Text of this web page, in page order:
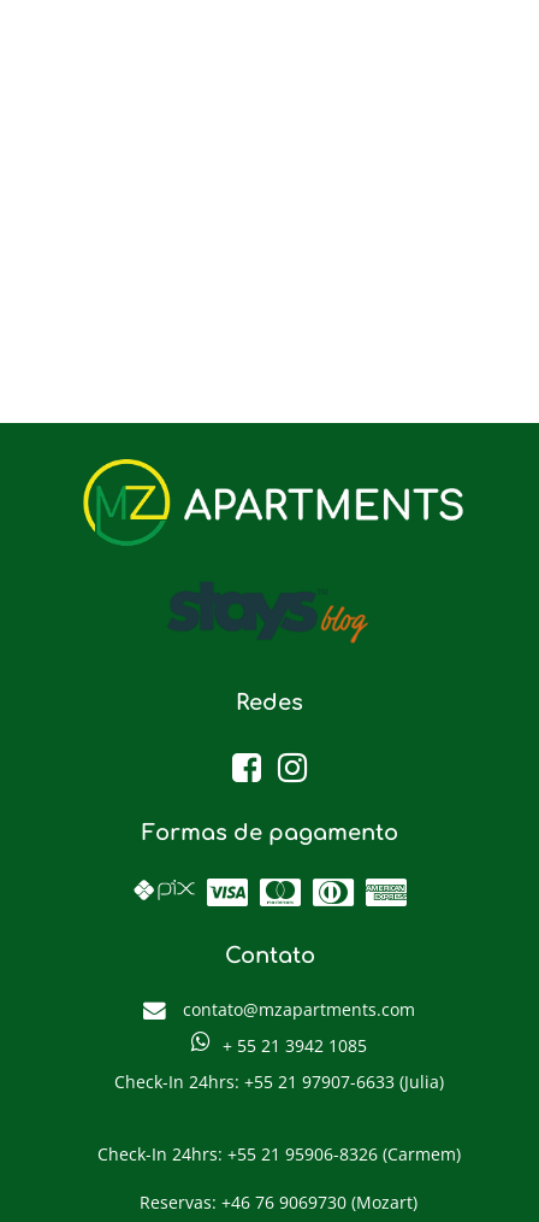
Redes
Formas de pagamento
Contato
contato@mzapartments.com
+ 55 21 3942 1085
Check-In 24hrs: +55 21 97907-6633 (Julia)
Check-In 24hrs: +55 21 95906-8326 (Carmem)
Reservas: +46 76 9069730 (Mozart)